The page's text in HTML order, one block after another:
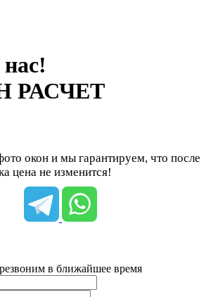
РАСЧЕТ
окон и мы гарантируем, что после
цена не изменится!
в ближайшее время